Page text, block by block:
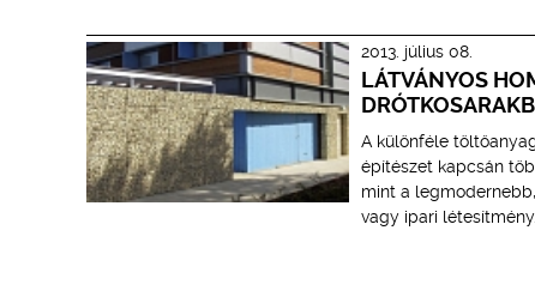
2013. július 08.
LÁTVÁNYOS
A különféle
építészet kapcsán
mint a
vagy ipari létesítmény.